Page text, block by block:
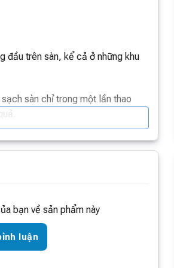
đầu trên sàn, kể cả ở những khu
sàn chỉ trong một lần thao
về việc giặt con lăn sau khi
bạn về sản phẩm này
luận